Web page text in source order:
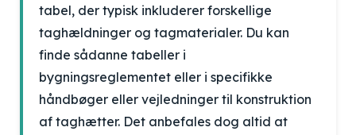
tabel, der typisk inkluderer forskellige
taghældninger og tagmaterialer. Du kan
finde sådanne tabeller i
bygningsreglementet eller i specifikke
håndbøger eller vejledninger til konstruktion
af taghætter. Det anbefales dog altid at